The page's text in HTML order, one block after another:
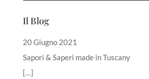
Il Blog
20 Giugno 2021
Sapori & Saperi made in Tuscany
[…]